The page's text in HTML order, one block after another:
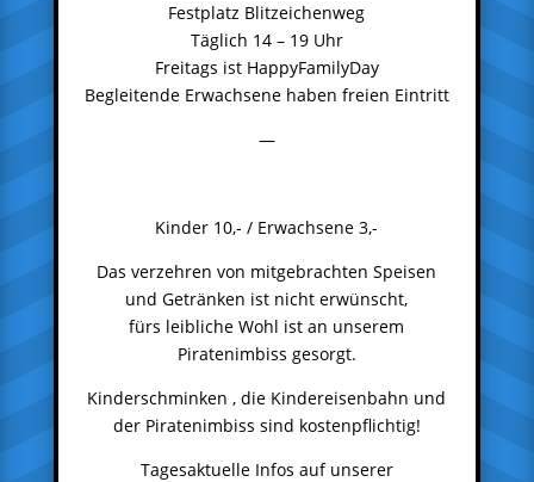
Festplatz Blitzeichenweg
Täglich 14 – 19 Uhr
Freitags ist HappyFamilyDay
Begleitende Erwachsene haben freien Eintritt
—
Kinder 10,- / Erwachsene 3,-
Das verzehren von mitgebrachten Speisen
und Getränken ist nicht erwünscht,
fürs leibliche Wohl ist an unserem
Piratenimbiss gesorgt.
Kinderschminken , die Kindereisenbahn und
der Piratenimbiss sind kostenpflichtig!
Tagesaktuelle Infos auf unserer